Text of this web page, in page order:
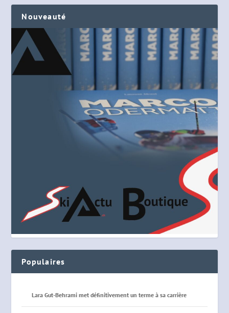
Nouveauté
Populaires
Lara Gut-Behrami met définitivement un terme à sa carrière